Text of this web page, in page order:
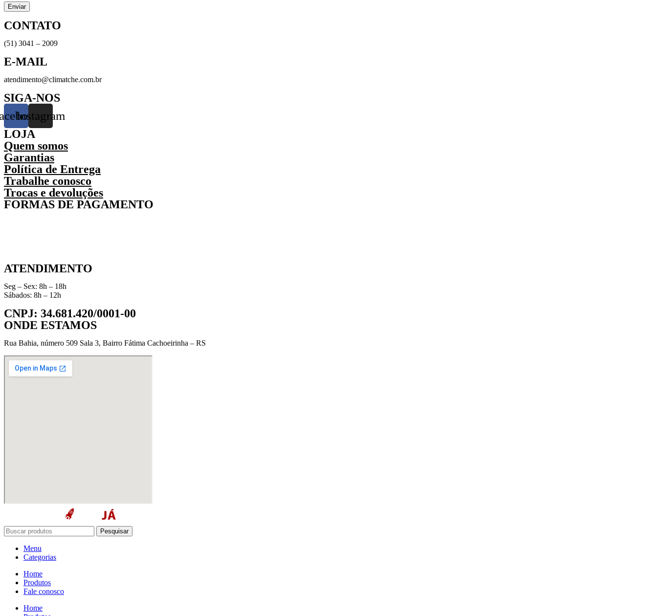
CONTATO
(51) 3041 – 2009
E-MAIL
atendimento@climatche.com.br
SIGA-NOS
Instagram
LOJA
Quem somos
Garantias
Política de Entrega
Trabalhe conosco
Trocas e devoluções
FORMAS DE PAGAMENTO
ATENDIMENTO
Seg – Sex: 8h – 18h
Sábados: 8h – 12h
CNPJ: 34.681.420/0001-00
ONDE ESTAMOS
Rua Bahia, número 509 Sala 3, Bairro Fátima Cachoeirinha – RS
Pesquisar
Menu
Categorias
Home
Produtos
Fale conosco
Home